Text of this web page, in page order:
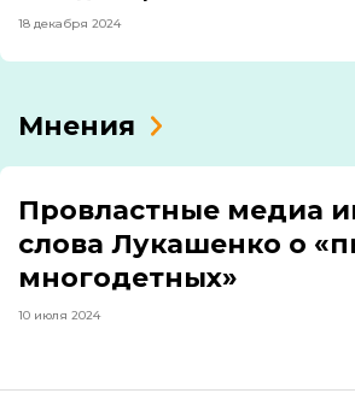
18 декабря 2024
Мнения
Провластные медиа
слова Лукашенко о
многодетных»
10 июля 2024